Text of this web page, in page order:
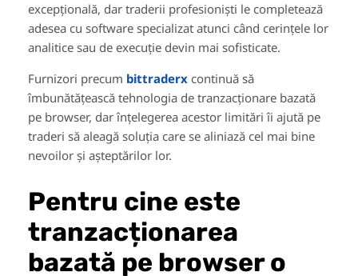
excepțională, dar traderii profesioniști le completează
adesea cu software specializat atunci când cerințele lor
analitice sau de execuție devin mai sofisticate.
Furnizori precum bittraderx continuă să
îmbunătățească tehnologia de tranzacționare bazată
pe browser, dar înțelegerea acestor limitări îi ajută pe
traderi să aleagă soluția care se aliniază cel mai bine
nevoilor și așteptărilor lor.
Pentru cine este
tranzacționarea
bazată pe browser o